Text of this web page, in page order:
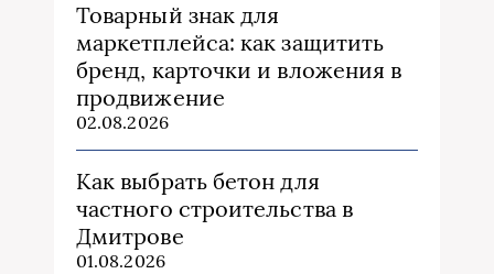
Товарный знак для
маркетплейса: как защитить
бренд, карточки и вложения в
продвижение
02.08.2026
Как выбрать бетон для
частного строительства в
Дмитрове
01.08.2026